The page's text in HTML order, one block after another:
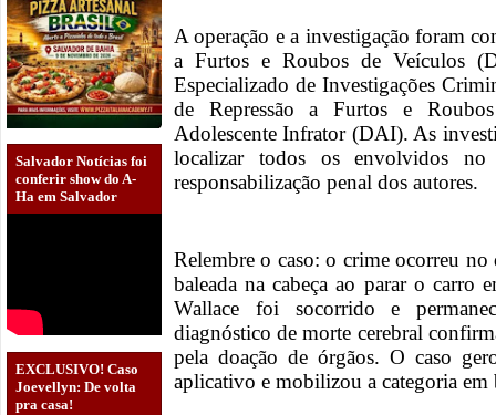
Salvador Notícias foi
conferir show do A-
Ha em Salvador
EXCLUSIVO! Caso
Joevellyn: De volta
pra casa!
A operação e a investigação foram
a Furtos e Roubos de Veículos
Especializado de Investigações
de Repressão a Furtos e
Adolescente Infrator (DAI). As
localizar todos os envolvidos
responsabilização penal dos autores.
Relembre o caso: o crime ocorreu
baleada na cabeça ao parar o carro
Wallace foi socorrido e
diagnóstico de morte cerebral
pela doação de órgãos. O caso
aplicativo e mobilizou a categoria em